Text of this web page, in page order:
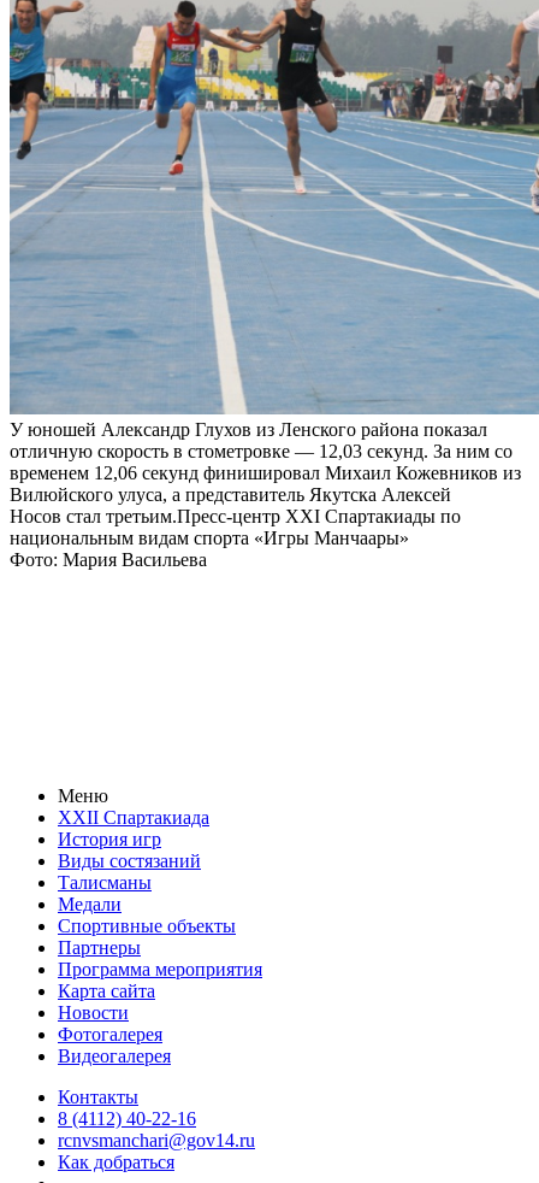
У юношей Александр Глухов из Ленского района показал
отличную скорость в стометровке — 12,03 секунд. За ним со
временем 12,06 секунд финишировал Михаил Кожевников из
Вилюйского улуса, а представитель Якутска Алексей
Носов стал третьим.Пресс-центр XXI Спартакиады по
национальным видам спорта «Игры Манчаары»
Фото: Мария Васильева
Меню
XXII Спартакиада
История игр
Виды состязаний
Талисманы
Медали
Спортивные объекты
Партнеры
Программа мероприятия
Карта сайта
Новости
Фотогалерея
Видеогалерея
Контакты
8 (4112) 40-22-16
rcnvsmanchari@gov14.ru
Как добраться